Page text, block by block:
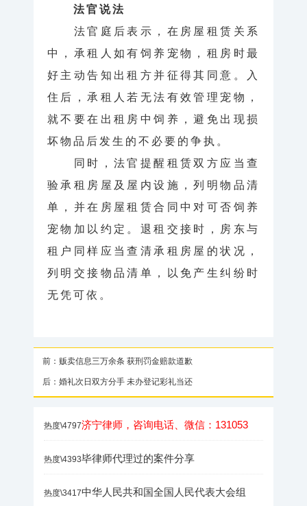
法官说法
法官庭后表示，在房屋租赁关系
中，承租人如有饲养宠物，租房时最
好主动告知出租方并征得其同意。入
住后，承租人若无法有效管理宠物，
就不要在出租房中饲养，避免出现损
坏物品后发生的不必要的争执。
同时，法官提醒租赁双方应当查
验承租房屋及屋内设施，列明物品清
单，并在房屋租赁合同中对可否饲养
宠物加以约定。退租交接时，房东与
租户同样应当查清承租房屋的状况，
列明交接物品清单，以免产生纠纷时
无凭可依。
前：贩卖信息三万余条 获刑罚金赔款道歉
后：婚礼次日双方分手 未办登记彩礼当还
热度\4797济宁律师，咨询电话、微信：131053
热度\4393毕律师代理过的案件分享
热度\3417中华人民共和国全国人民代表大会组